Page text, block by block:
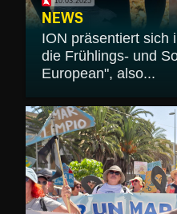
NEWS
ION präsentiert sich
die Frühlings- und
European", also...